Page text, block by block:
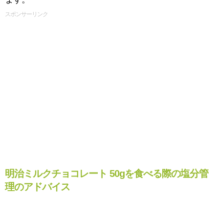
スポンサーリンク
明治ミルクチョコレート 50gを食べる際の塩分管
理のアドバイス